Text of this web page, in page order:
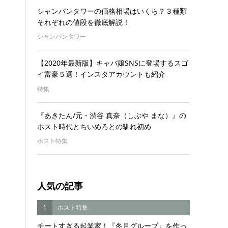
シャンパンタワーの価格相場はいくら？３種類
それぞれの値段を徹底解説！
シャンパンタワー
【2020年最新版】キャバ嬢SNSに登場するスゴ
イ富豪５選！インスタアカウントも紹介
特集
『あきたん/元・渋谷 真奈（しぶや まな）』の
ホスト時代とちいめろとの馴れ初め
ホスト特集
人気の記事
1 ホスト特集
チートすぎる起業家！『冬月グループ』を作っ